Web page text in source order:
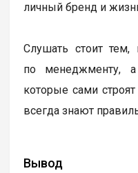
личный бренд и
Слушать стоит тем,
по менеджменту,
которые сами
всегда знают
Вывод